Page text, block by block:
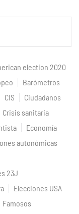
election 2020
Barómetros
CIS
Ciudadanos
Crisis sanitaria
Economía
autonómicas
23J
Elecciones USA
Famosos